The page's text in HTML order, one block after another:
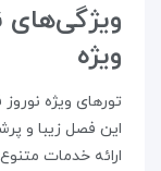
ویژگی‌های
ویژه
تورهای ویژه
این فصل زیبا و
ارائه خدمات